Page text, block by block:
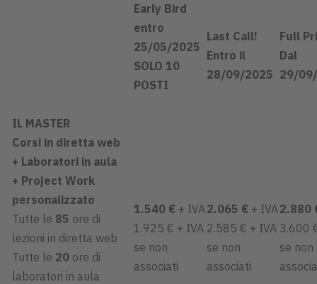
Early Bird
entro
25/05/2025
SOLO 10
POSTI
Last Call!
Entro il
28/09/2025
Full
Dal
29/
IL MASTER
Corsi in diretta web
+ Laboratori in aula
+ Project Work
personalizzato
Tutte le 85 ore di
lezioni in diretta web
Tutte le 20 ore di
laboratori in aula
1.540 € + IVA
1.925 € + IVA
se non
associati
2.065 € + IVA
2.585 € + IVA
se non
associati
2.880
3.600
se non